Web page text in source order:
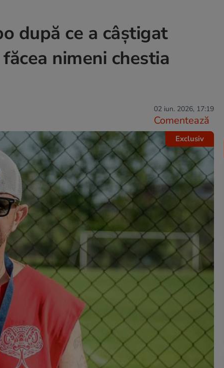
după ce a câștigat
nimeni chestia
02 iun. 2026, 17:19
Comentează
Exclusiv